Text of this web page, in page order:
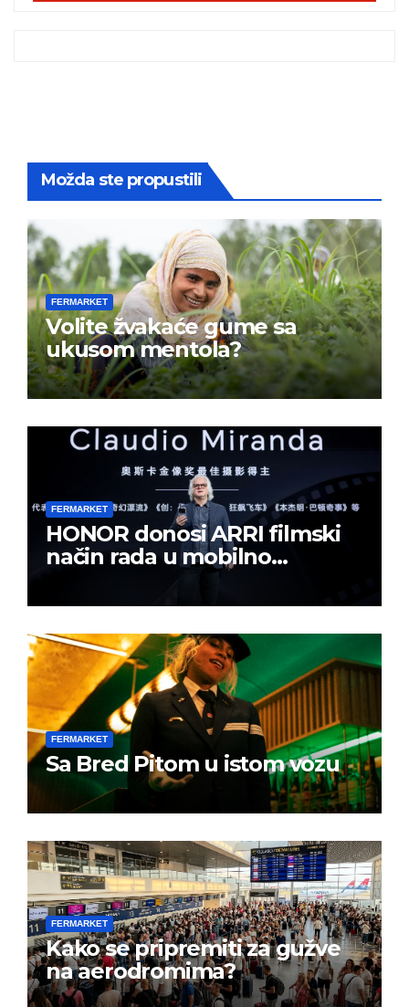
Možda ste propustili
FERMARKET
Volite žvakaće gume sa
ukusom mentola?
FERMARKET
HONOR donosi ARRI filmski
način rada u mobilno
kreiranje sadržaja
FERMARKET
Sa Bred Pitom u istom vozu
FERMARKET
Kako se pripremiti za gužve
na aerodromima?